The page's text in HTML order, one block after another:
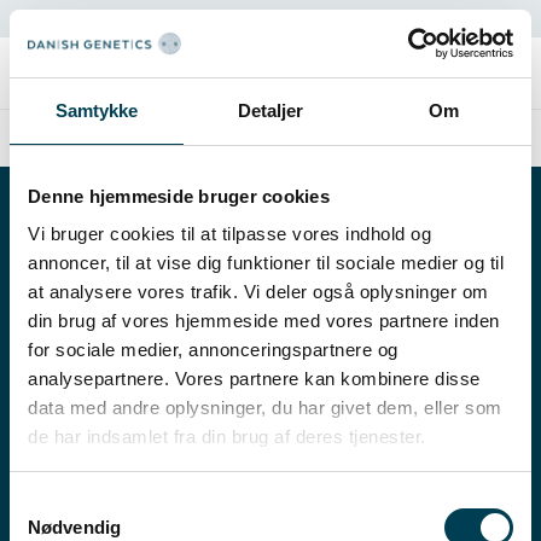
Samtykke Detaljer Om
Denne hjemmeside bruger cookies
Vi bruger cookies til at tilpasse vores indhold og
annoncer, til at vise dig funktioner til sociale medier og til
at analysere vores trafik. Vi deler også oplysninger om
din brug af vores hjemmeside med vores partnere inden
for sociale medier, annonceringspartnere og
analysepartnere. Vores partnere kan kombinere disse
data med andre oplysninger, du har givet dem, eller som
de har indsamlet fra din brug af deres tjenester.
Nødvendig
Extranet
Danishgenetics.dk/pl